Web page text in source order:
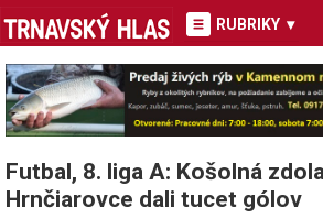
RUBRIKY ▾
Futbal, 8. liga A: Košolná
Hrnčiarovce dali tucet gólov